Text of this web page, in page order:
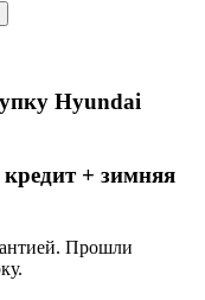
Hyundai
+ зимняя
Прошли